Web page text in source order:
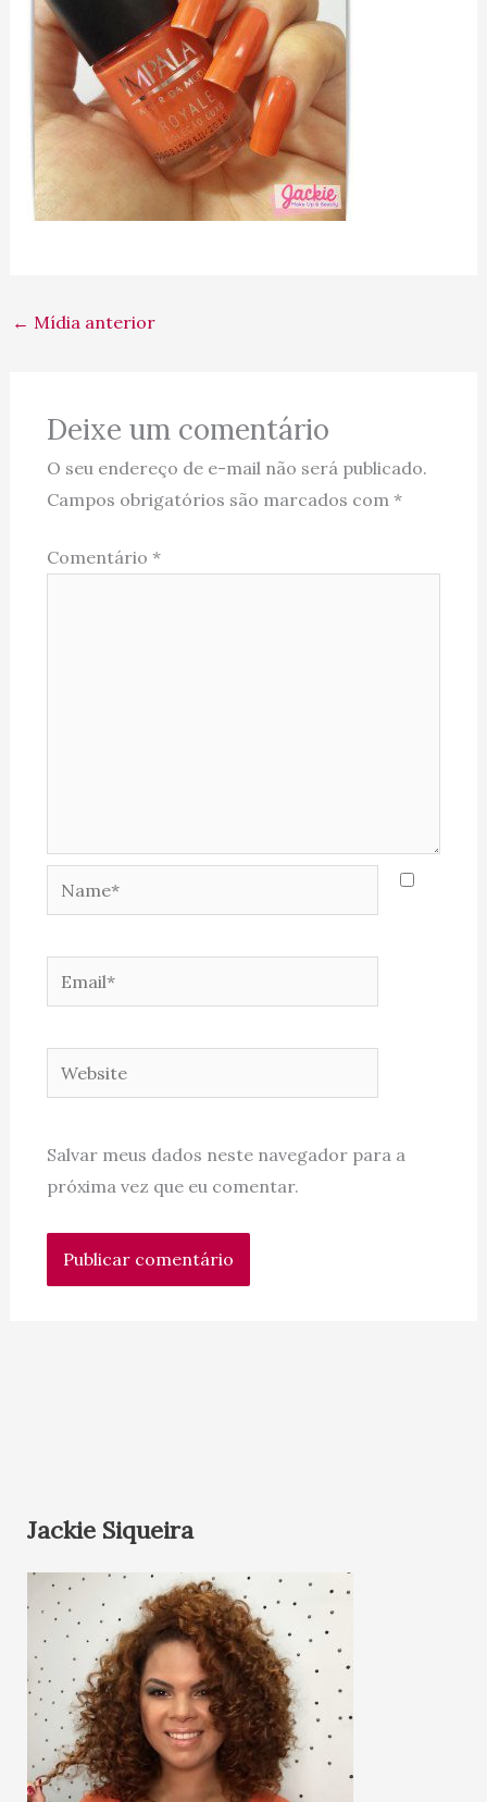
← Mídia anterior
Deixe um comentário
O seu endereço de e-mail não será publicado.
Campos obrigatórios são marcados com *
Comentário *
Name*
Email*
Website
Salvar meus dados neste navegador para a
próxima vez que eu comentar.
Jackie Siqueira